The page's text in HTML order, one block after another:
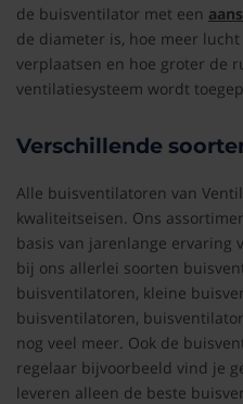
de buisventilator met een
de diameter is, hoe meer
verplaatsen en hoe groter de
ventilatiesysteem wordt
Verschillende
Alle buisventilatoren van
kwaliteitseisen. Ons
basis van jarenlange ervaring
bij ons allerlei soorten
buisventilatoren, kleine
buisventilatoren,
nog veel meer. Ook de
regelaar bijvoorbeeld vind je
leveren alleen de beste